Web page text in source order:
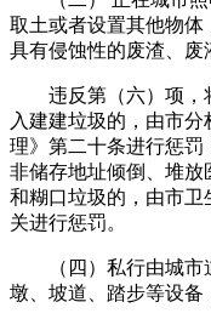
取土或者设置其他物
具有侵蚀性的废渣、废
违反第（六）项，
入建建垃圾的，由市
理》第二十条进行惩
非储存地址倾倒、堆
和糊口垃圾的，由市
关进行惩罚。
（四）私行由城市
墩、坡道、踏步等设备